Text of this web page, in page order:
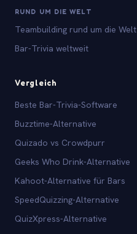
RUND UM DIE WELT
Teambuilding rund um die Welt
Bar-Trivia weltweit
Vergleich
Beste Bar-Trivia-Software
Buzztime-Alternative
Quizado vs Crowdpurr
Geeks Who Drink-Alternative
Kahoot-Alternative für Bars
SpeedQuizzing-Alternative
QuizXpress-Alternative